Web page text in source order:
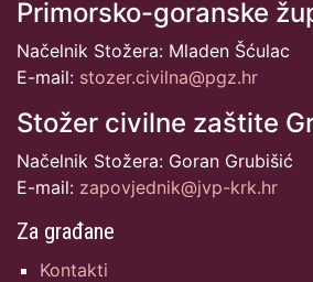
Primorsko-goranske
Načelnik Stožera: Mladen Šćulac
E-mail: stozer.civilna@pgz.hr
Stožer civilne zaštite
Načelnik Stožera: Goran Grubišić
E-mail: zapovjednik@jvp-krk.hr
Za građane
Kontakti